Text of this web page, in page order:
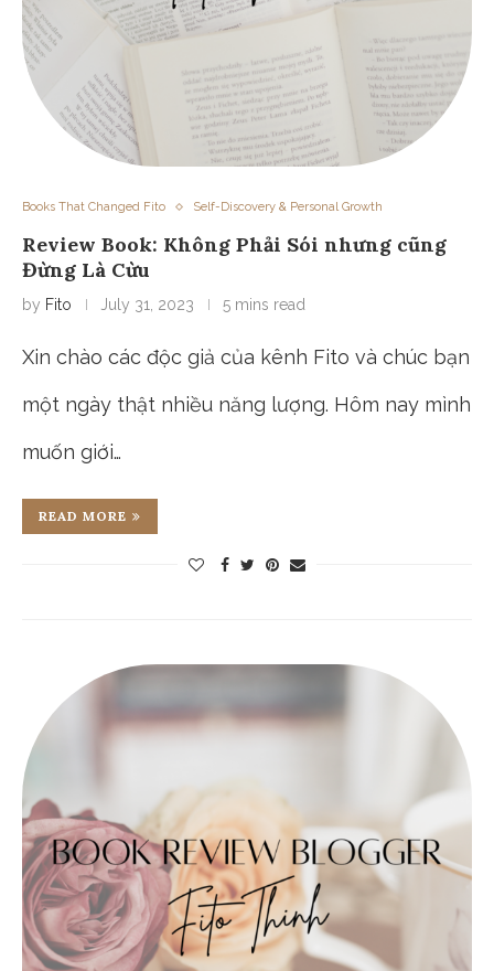
Books That Changed Fito Self-Discovery & Personal Growth
Review Book: Không Phải Sói nhưng cũng
Đừng Là Cừu
by Fito July 31, 2023 5 mins read
Xin chào các độc giả của kênh Fito và chúc bạn
một ngày thật nhiều năng lượng. Hôm nay mình
muốn giới…
READ MORE